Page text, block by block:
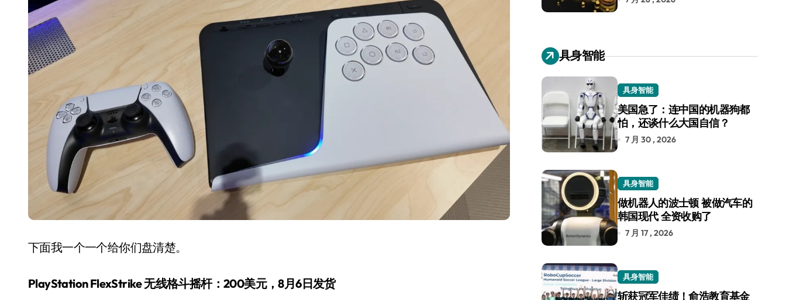
550亿美金！沙特把EA买了，但背了200亿的债
Xbox 25岁生日送壁纸送徽章，就是不送主机，你领不领？
别再用汽车USB给MacBook充电了！老司机教你3招真·快充
花钱买宝马，启动先看蜘蛛侠？”车主怒了：车内不是广告屏！
Windows 11家庭版和专业版，选错真的会后悔吗？
你的U盘格式对了吗？详解exFAT和NTFS的终极对决
维修店最怕的“作死”操作：把手机塞冰箱，你中招了吗？
实测索尼黑科技：能降温能加热的“颈环”，除了贵还有啥缺点？
下面我一个一个给你们盘清楚。
PlayStation FlexStrike 无线格斗摇杆：200美元，8月6日发货
具身智能
具身智能
美国急了：连中国的机器狗都
怕，还谈什么大国自信？
7 月 30 , 2026
具身智能
做机器人的波士顿 被做汽车的
韩国现代 全资收购了
7 月 17 , 2026
具身智能
斩获冠军佳绩！俞浩教育基金